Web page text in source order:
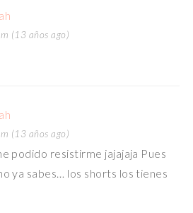
(13 años ago)
(13 años ago)
podido resistirme jajajaja Pues
ya sabes… los shorts los tienes